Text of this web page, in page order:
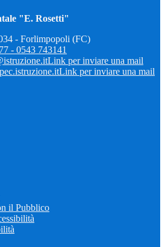
"E. Rosetti"
- Forlimpopoli (FC)
- 0543 743141
Link per inviare una mail
Link per inviare una mail
il Pubblico